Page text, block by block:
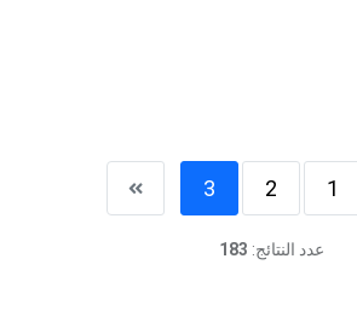
1
2
3
عدد النتائج: 183